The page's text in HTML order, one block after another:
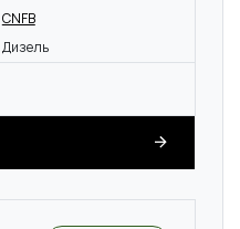
CNFB
Дизель